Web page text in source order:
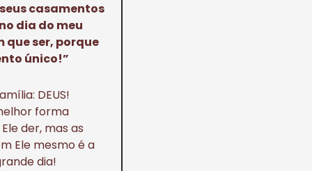
casamentos
dia do meu
que ser, porque
único!”
DEUS!
forma
der, mas as
Ele mesmo é a
dia!